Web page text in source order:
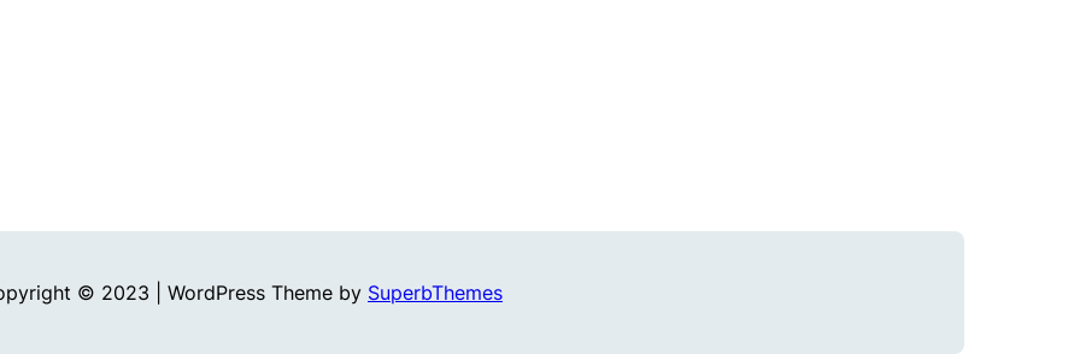
© 2023 | WordPress Theme by SuperbThemes